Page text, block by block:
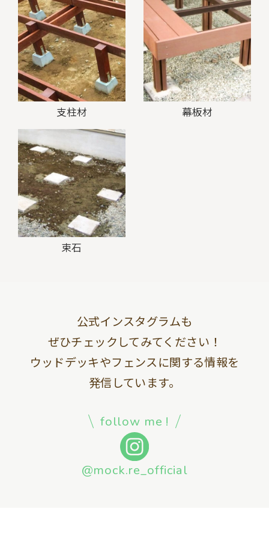
支柱材 幕板材
束石
公式インスタグラムも
ぜひチェックしてみてください！
ウッドデッキやフェンスに関する情報を
発信しています。
follow me !
@mock.re_official